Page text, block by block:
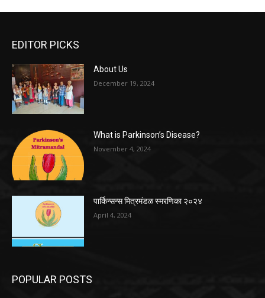
EDITOR PICKS
About Us
December 19, 2024
What is Parkinson’s Disease?
November 4, 2024
पार्किन्सन्स मित्रमंडळ स्मरणिका २०२४
April 4, 2024
POPULAR POSTS